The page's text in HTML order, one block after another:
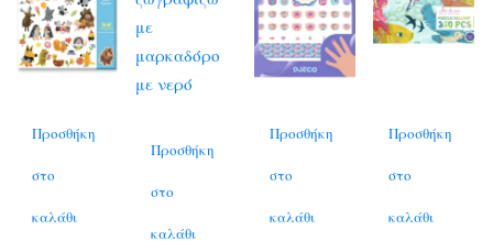
Προσθήκη
στο
καλάθι
Προσθήκη
στο
καλάθι
Προσθήκη
στο
καλάθι
Προσθήκη
στο
καλάθι